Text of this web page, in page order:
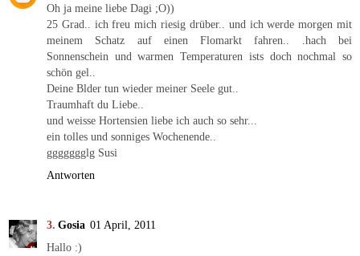
Oh ja meine liebe Dagi ;O))
25 Grad.. ich freu mich riesig drüber.. und ich werde morgen mit
meinem Schatz auf einen Flomarkt fahren.. .hach bei
Sonnenschein und warmen Temperaturen ists doch nochmal so
schön gel..
Deine Blder tun wieder meiner Seele gut..
Traumhaft du Liebe..
und weisse Hortensien liebe ich auch so sehr...
ein tolles und sonniges Wochenende..
ggggggglg Susi
Antworten
Gosia 01 April, 2011
Hallo :)